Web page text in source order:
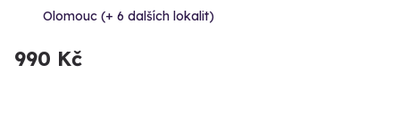
Olomouc (+ 6 dalších lokalit)
990 Kč